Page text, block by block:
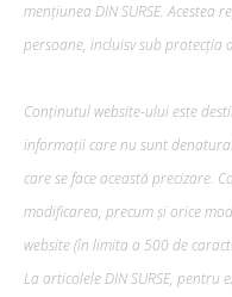
mențiunea DIN SURSE.
persoane, incluisv sub protecția
Conținutul website-ului este
informații care nu sunt
care se face această precizare.
modificarea, precum şi orice
website (în limita a 500 de
La articolele DIN SURSE,